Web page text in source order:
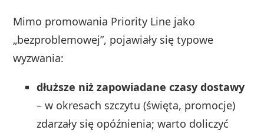
Mimo promowania Priority Line jako
„bezproblemowej”, pojawiały się typowe
wyzwania:
dłuższe niż zapowiadane czasy dostawy
– w okresach szczytu (święta, promocje)
zdarzały się opóźnienia; warto doliczyć